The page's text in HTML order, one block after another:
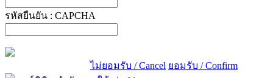
รหัสยืนยัน : CAPCHA
ไม่ยอมรับ / Cancel ยอมรับ / Confirm